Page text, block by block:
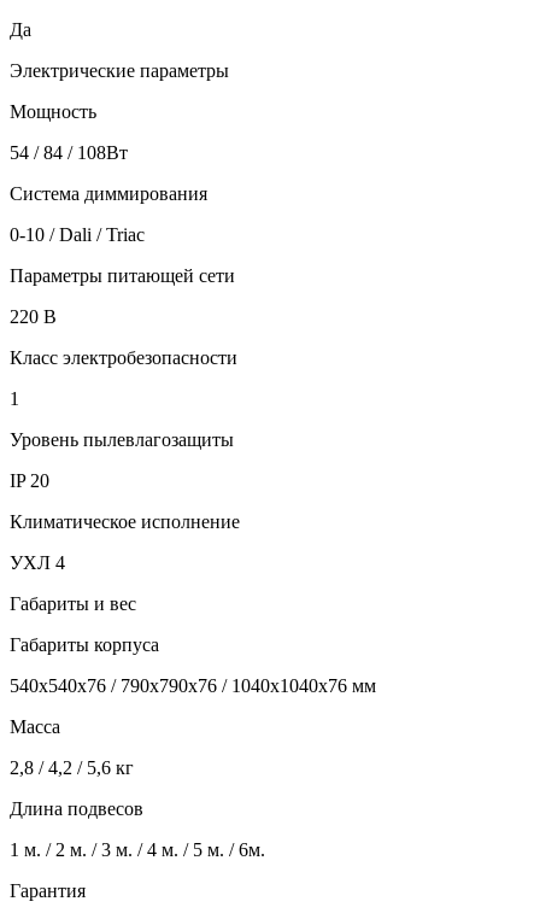
Да
Электрические параметры
Мощность
54 / 84 / 108Вт
Система диммирования
0-10 / Dali / Triac
Параметры питающей сети
220 В
Класс электробезопасности
1
Уровень пылевлагозащиты
IP 20
Климатическое исполнение
УХЛ 4
Габариты и вес
Габариты корпуса
540x540х76 / 790x790х76 / 1040x1040х76 мм
Масса
2,8 / 4,2 / 5,6 кг
Длина подвесов
1 м. / 2 м. / 3 м. / 4 м. / 5 м. / 6м.
Гарантия